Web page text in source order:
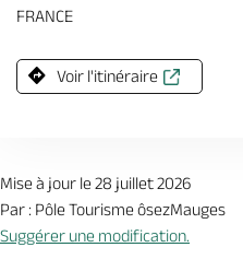
FRANCE
Voir l'itinéraire
Mise à jour le 28 juillet 2026
Par : Pôle Tourisme ôsezMauges
Suggérer une modification.